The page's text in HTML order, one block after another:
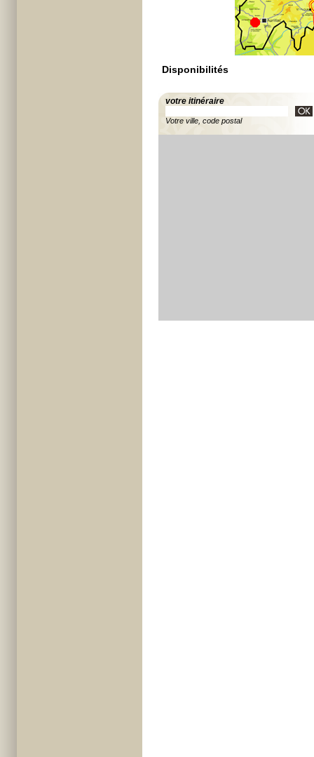
Disponibilités
votre itinéraire
Votre ville, code postal